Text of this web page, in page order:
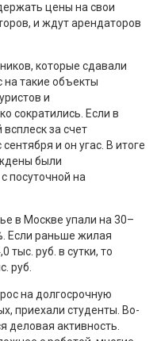
цены на свои
и ждут арендаторов
которые сдавали
на такие объекты
и
сократились. Если в
за счет
и он угас. В итоге
были
посуточной на
в Москве упали на 30–
Если раньше жилая
тыс. руб. в сутки, то
руб.
на долгосрочную
приехали студенты. Во-
деловая активность.